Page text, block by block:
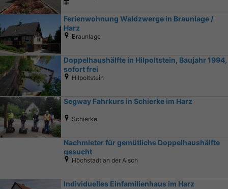
Ferienwohnung Waldzwerge in Braunlage /
Harz
Braunlage
Doppelhaushälfte in Hilpoltstein, Baujahr 1994,
sofort frei
Hilpoltstein
Segway Fahrkurs in Schierke im Harz
Schierke
Nachmieter für gemütliche Doppelhaushälfte
gesucht
Höchstadt an der Aisch
Individuelles Einfamilienhaus im Harz